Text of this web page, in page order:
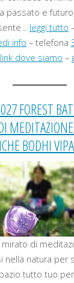
passato e
leggi tutto
info – telefona
link dove siamo –
FOREST
BODHI
di
nella natura per
tutto tuo